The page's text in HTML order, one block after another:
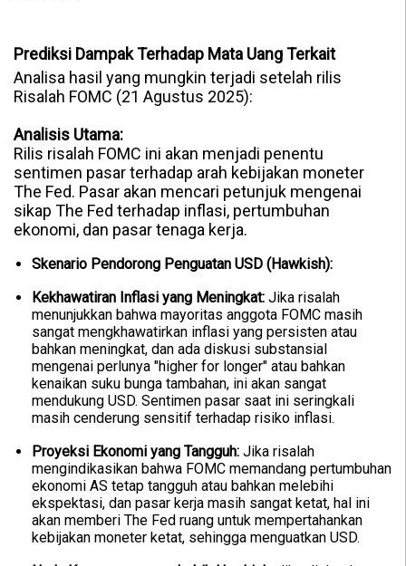
Prediksi Dampak Terhadap Mata Uang Terkait
Analisa hasil yang mungkin terjadi setelah rilis
Risalah FOMC (21 Agustus 2025):
Analisis Utama:
Rilis risalah FOMC ini akan menjadi penentu
sentimen pasar terhadap arah kebijakan moneter
The Fed. Pasar akan mencari petunjuk mengenai
sikap The Fed terhadap inflasi, pertumbuhan
ekonomi, dan pasar tenaga kerja.
Skenario Pendorong Penguatan USD (Hawkish):
Kekhawatiran Inflasi yang Meningkat: Jika risalah
menunjukkan bahwa mayoritas anggota FOMC masih
sangat mengkhawatirkan inflasi yang persisten atau
bahkan meningkat, dan ada diskusi substansial
mengenai perlunya "higher for longer" atau bahkan
kenaikan suku bunga tambahan, ini akan sangat
mendukung USD. Sentimen pasar saat ini seringkali
masih cenderung sensitif terhadap risiko inflasi.
Proyeksi Ekonomi yang Tangguh: Jika risalah
mengindikasikan bahwa FOMC memandang pertumbuhan
ekonomi AS tetap tangguh atau bahkan melebihi
ekspektasi, dan pasar kerja masih sangat ketat, hal ini
akan memberi The Fed ruang untuk mempertahankan
kebijakan moneter ketat, sehingga menguatkan USD.